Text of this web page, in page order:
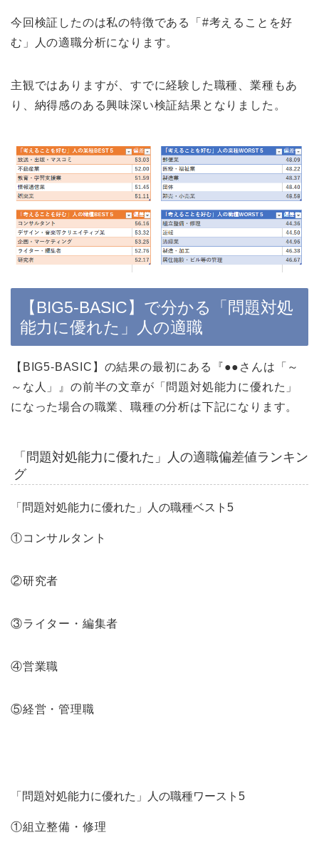
今回検証したのは私の特徴である「#考えることを好
む」人の適職分析になります。
主観ではありますが、すでに経験した職種、業種もあ
り、納得感のある興味深い検証結果となりました。
【BIG5-BASIC】で分かる「問題対処
能力に優れた」人の適職
【BIG5-BASIC】の結果の最初にある『●●さんは「～
～な人」』の前半の文章が「問題対処能力に優れた」
になった場合の職業、職種の分析は下記になります。
「問題対処能力に優れた」人の適職偏差値ランキン
グ
「問題対処能力に優れた」人の職種ベスト5
①コンサルタント
②研究者
③ライター・編集者
④営業職
⑤経営・管理職
「問題対処能力に優れた」人の職種ワースト5
①組立整備・修理